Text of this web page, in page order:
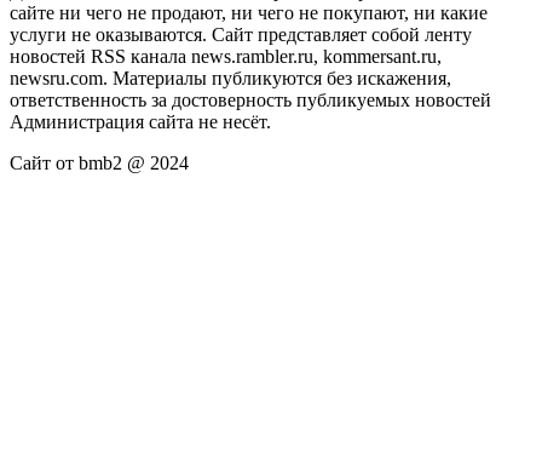
сайте ни чего не продают, ни чего не покупают, ни какие
услуги не оказываются. Сайт представляет собой ленту
новостей RSS канала news.rambler.ru, kommersant.ru,
newsru.com. Материалы публикуются без искажения,
ответственность за достоверность публикуемых новостей
Администрация сайта не несёт.
Сайт от bmb2 @ 2024